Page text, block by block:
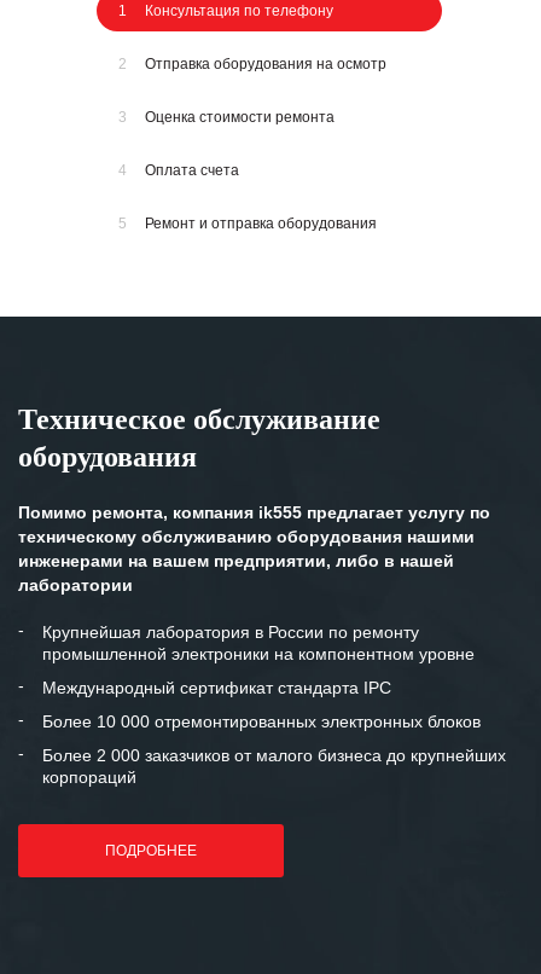
1 Консультация по телефону
2 Отправка оборудования на осмотр
3 Оценка стоимости ремонта
4 Оплата счета
5 Ремонт и отправка оборудования
Техническое обслуживание
оборудования
Помимо ремонта, компания ik555 предлагает услугу по
техническому обслуживанию оборудования нашими
инженерами на вашем предприятии, либо в нашей
лаборатории
Крупнейшая лаборатория в России по ремонту
промышленной электроники на компонентном уровне
Международный сертификат стандарта IPC
Более 10 000 отремонтированных электронных блоков
Более 2 000 заказчиков от малого бизнеса до крупнейших
корпораций
ПОДРОБНЕЕ